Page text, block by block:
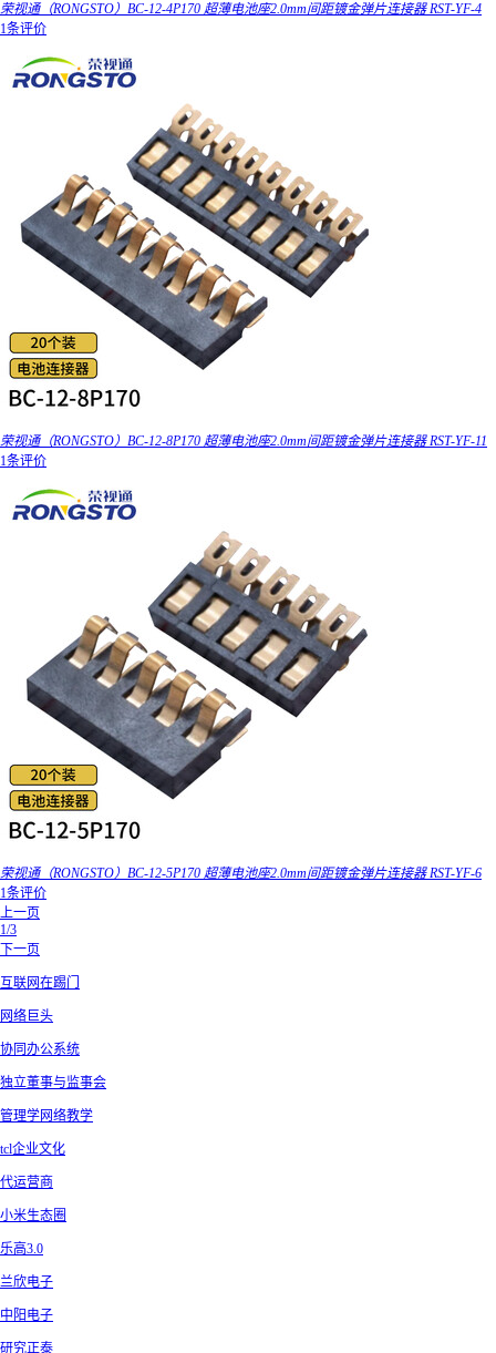
荣视通（RONGSTO）BC-12-4P170 超薄电池座2.0mm间距镀金弹片连接器 RST-YF-4
1条评价
荣视通（RONGSTO）BC-12-8P170 超薄电池座2.0mm间距镀金弹片连接器 RST-YF-11
1条评价
荣视通（RONGSTO）BC-12-5P170 超薄电池座2.0mm间距镀金弹片连接器 RST-YF-6
1条评价
上一页
1/3
下一页
互联网在踢门
网络巨头
协同办公系统
独立董事与监事会
管理学网络教学
tcl企业文化
代运营商
小米生态圈
乐高3.0
兰欣电子
中阳电子
研究正泰